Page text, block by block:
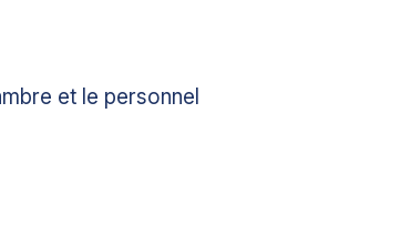
et le personnel